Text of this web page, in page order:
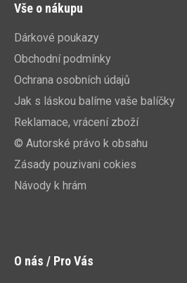
Vše o nákupu
Dárkové poukazy
Obchodní podmínky
Ochrana osobních údajů
Jak s láskou balíme vaše balíčky
Reklamace, vrácení zboží
© Autorské právo k obsahu
Zásady pouzivani cokies
Návody k hrám
O nás / Pro Vás